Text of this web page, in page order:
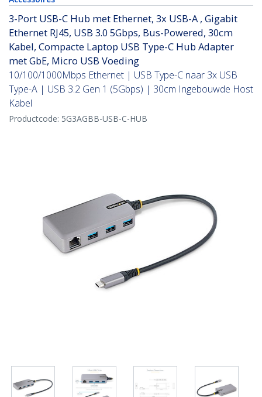
3-Port USB-C Hub met Ethernet, 3x USB-A , Gigabit
Ethernet RJ45, USB 3.0 5Gbps, Bus-Powered, 30cm
Kabel, Compacte Laptop USB Type-C Hub Adapter
met GbE, Micro USB Voeding
10/100/1000Mbps Ethernet | USB Type-C naar 3x USB
Type-A | USB 3.2 Gen 1 (5Gbps) | 30cm Ingebouwde Host
Kabel
Productcode: 5G3AGBB-USB-C-HUB